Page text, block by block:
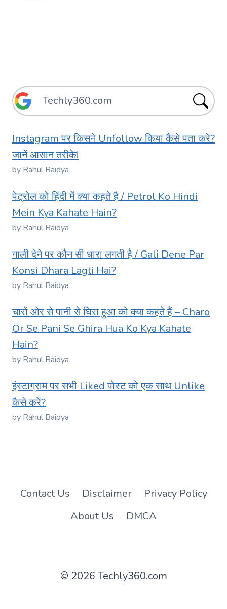
Instagram पर किसने Unfollow किया कैसे पता करें?
जानें आसान तरीके!
by Rahul Baidya
पेट्रोल को हिंदी में क्या कहते है / Petrol Ko Hindi
Mein Kya Kahate Hain?
by Rahul Baidya
गाली देने पर कौन सी धारा लगती है / Gali Dene Par
Konsi Dhara Lagti Hai?
by Rahul Baidya
चारों ओर से पानी से घिरा हुआ को क्या कहते हैं – Charo
Or Se Pani Se Ghira Hua Ko Kya Kahate
Hain?
by Rahul Baidya
इंस्टाग्राम पर सभी Liked पोस्ट को एक साथ Unlike
कैसे करें?
by Rahul Baidya
Contact Us Disclaimer
Privacy Policy
About Us
DMCA
© 2026 Techly360.com